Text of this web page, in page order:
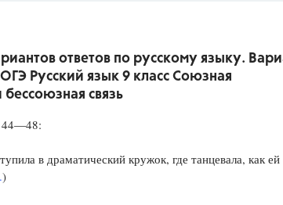
ответов по русскому языку.
Русский язык 9 класс Союзная
связь
44—48:
в драматический кружок, где танцевала, как ей
)